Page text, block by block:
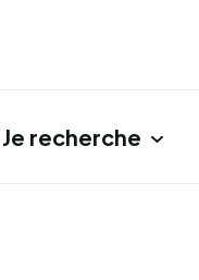
Je recherche